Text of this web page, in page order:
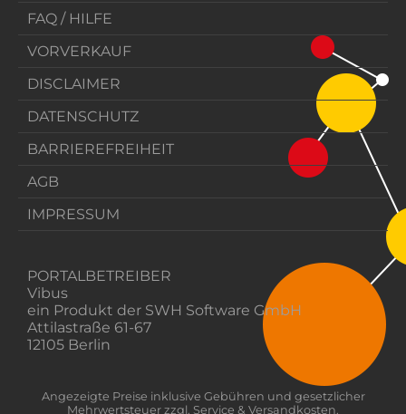
FAQ / HILFE
VORVERKAUF
DISCLAIMER
DATENSCHUTZ
BARRIEREFREIHEIT
AGB
IMPRESSUM
PORTALBETREIBER
Vibus
ein Produkt der SWH Software GmbH
Attilastraße 61-67
12105 Berlin
Angezeigte Preise inklusive Gebühren und gesetzlicher
Mehrwertsteuer zzgl. Service & Versandkosten.